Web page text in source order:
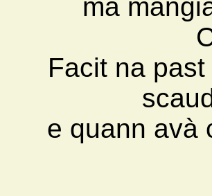
ma
Facit na
e quann avà